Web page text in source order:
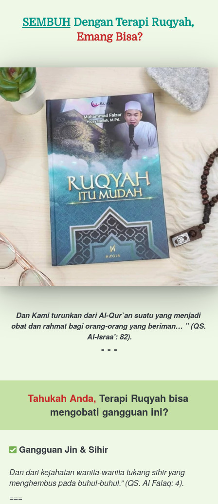
SEMBUH Dengan Terapi Ruqyah,
Emang Bisa?
Dan Kami turunkan dari Al-Qur`an suatu yang menjadi
obat dan rahmat bagi orang-orang yang beriman… ” (QS.
Al-Israa’: 82).
- - -
Tahukah Anda, Terapi Ruqyah bisa
mengobati gangguan ini?
Gangguan Jin & Sihir
Dan dari kejahatan wanita-wanita tukang sihir yang
menghembus pada buhul-buhul.” (QS. Al Falaq: 4).
===